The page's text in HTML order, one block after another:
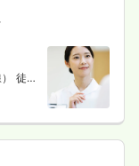
徒歩